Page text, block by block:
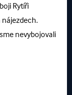
Rytíři
nevybojovali